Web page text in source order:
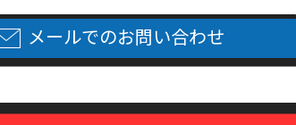
メールでのお問い合わせ